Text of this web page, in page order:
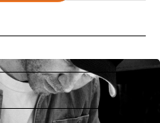
-
Plafondverlichting
-
profielen
Horecaverlichting
Verlichting
maat
Product
op
maat
Back
Lichtdiensten